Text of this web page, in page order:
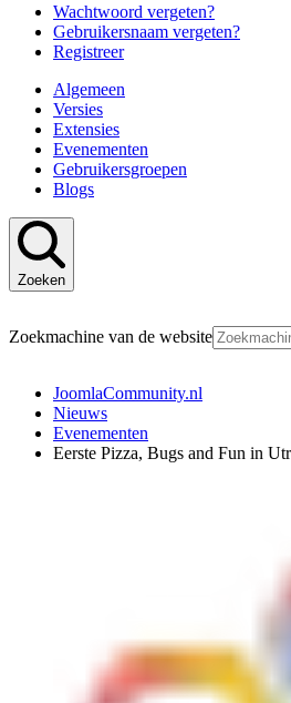
Wachtwoord vergeten?
Gebruikersnaam vergeten?
Registreer
Algemeen
Versies
Extensies
Evenementen
Gebruikersgroepen
Blogs
Zoeken
Zoekmachine van de website
JoomlaCommunity.nl
Nieuws
Evenementen
Eerste Pizza, Bugs and Fun in